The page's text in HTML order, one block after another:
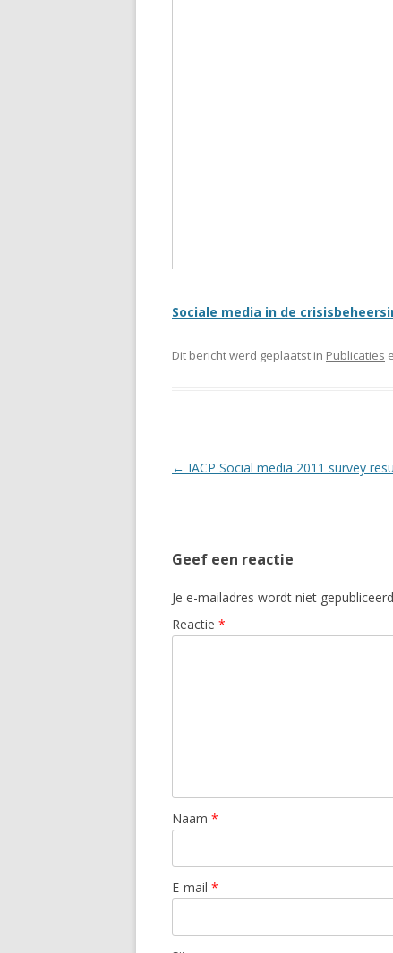
Sociale media in de
Dit bericht werd geplaatst in Publicaties
Berichtnavigatie
← IACP Social media 2011 survey
Geef een reactie
Je e-mailadres wordt niet
Reactie *
Naam *
E-mail *